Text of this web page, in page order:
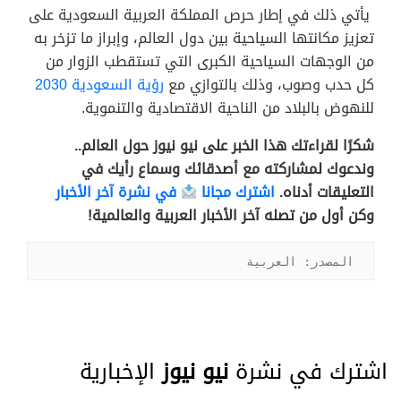
يأتي ذلك في إطار حرص المملكة العربية السعودية على
تعزيز مكانتها السياحية بين دول العالم، وإبراز ما تزخر به
من الوجهات السياحية الكبرى التي تستقطب الزوار من
كل حدب وصوب، وذلك بالتوازي مع رؤية السعودية 2030
للنهوض بالبلاد من الناحية الاقتصادية والتنموية.
شكرًا لقراءتك هذا الخبر على نيو نيوز حول العالم..
وندعوك لمشاركته مع أصدقائك وسماع رأيك في
التعليقات أدناه. اشترك مجانا
في نشرة آخر الأخبار
وكن أول من تصله آخر الأخبار العربية والعالمية!
المصدر: العربية
اشترك في نشرةنيو نيوزالإخبارية